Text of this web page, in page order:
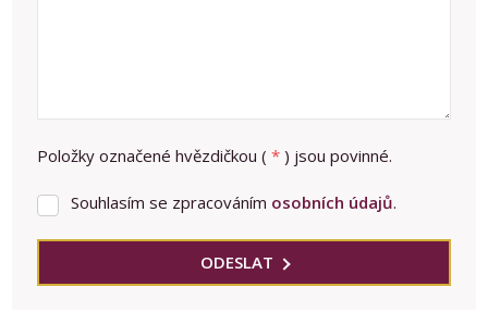
Položky označené hvězdičkou ( * ) jsou povinné.
Souhlasím
Souhlasím se zpracováním osobních údajů.
ODESLAT